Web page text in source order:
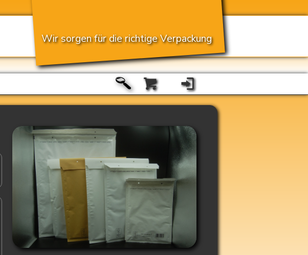
Wir sorgen für die richtige Verpackung